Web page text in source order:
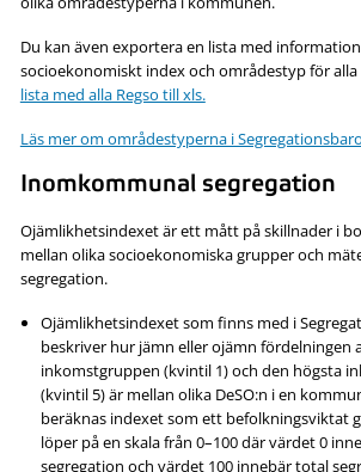
Du kan även exportera en lista med
socioekonomiskt index och områdestyp för alla
lista med alla Regso till xls.
Läs mer om områdestyperna i
Inomkommunal segregation
Ojämlikhetsindexet är ett mått på skillnader i
mellan olika socioekonomiska grupper och
segregation.
Ojämlikhetsindexet som finns med i
beskriver hur jämn eller ojämn fördelningen
inkomstgruppen (kvintil 1) och den högsta
(kvintil 5) är mellan olika DeSO:n i en
beräknas indexet som ett befolkningsviktat
löper på en skala från 0–100 där värdet 0
segregation och värdet 100 innebär total